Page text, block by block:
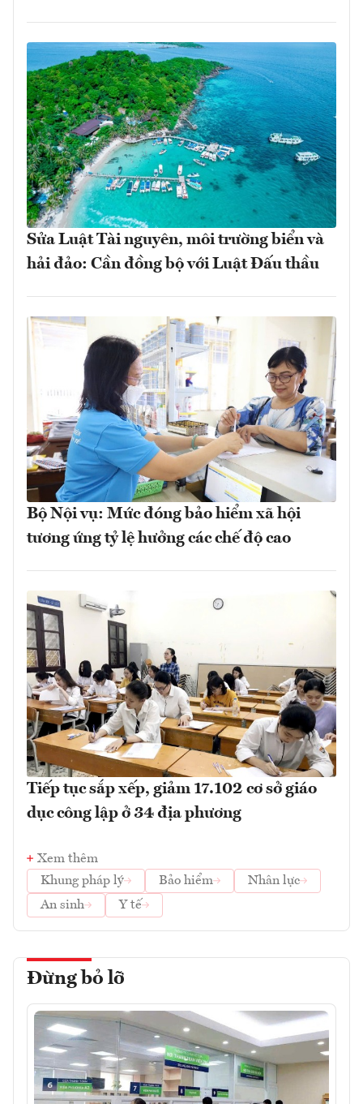
Sửa Luật Tài nguyên, môi trường biển và
hải đảo: Cần đồng bộ với Luật Đấu thầu
Bộ Nội vụ: Mức đóng bảo hiểm xã hội
tương ứng tỷ lệ hưởng các chế độ cao
Tiếp tục sắp xếp, giảm 17.102 cơ sở giáo
dục công lập ở 34 địa phương
Xem thêm
Khung pháp lý
Bảo hiểm
Nhân lực
An sinh
Y tế
Đừng bỏ lỡ